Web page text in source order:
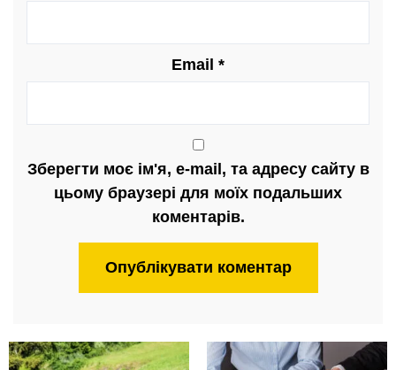
Email *
Зберегти моє ім'я, e-mail, та адресу сайту в
цьому браузері для моїх подальших
коментарів.